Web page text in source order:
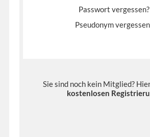
Passwort vergessen?
Pseudonym
Sie sind noch kein Mitglied?
kostenlosen